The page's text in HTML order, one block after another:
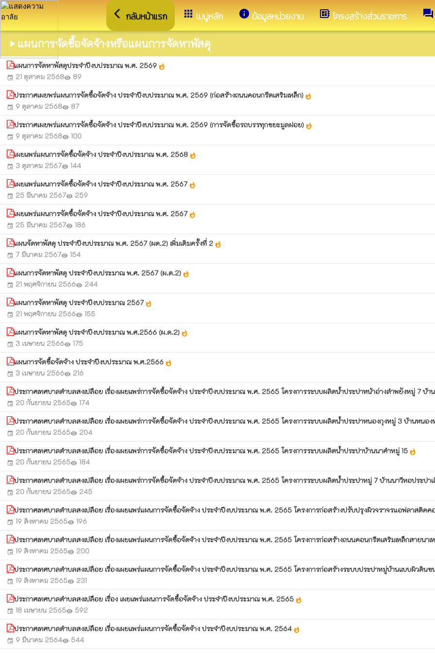
arrow_back_ios กลับหน้าแรก apps เมนูหลัก info ข้อมูลหน่วยงาน developer_board โครงสร้างส่วนราชการ forum
play_arrow แผนการจัดซื้อจัดจ้างหรือแผนการจัดหาพัสดุ
แผนการจัดหาพัสดุประจำปีงบประมาณ พ.ศ. 2569 whatshot
event 21 ตุลาคม 2568visibility 89
ประกาศเผยพร่แผนการจัดซื้อจัดจ้าง ประจำปีงบประมาณ พ.ศ. 2569 (ก่อสร้างถนนคอนกรีตเสริมเหล็ก) whatshot
event 9 ตุลาคม 2568visibility 87
ประกาศเผยพร่แผนการจัดซื้อจัดจ้าง ประจำปีงบประมาณ พ.ศ. 2569 (การจัดซื้อรถบรรทุกขยะมูลฝอย) whatshot
event 9 ตุลาคม 2568visibility 100
เผยแพร่แผนการจัดซื้อจัดจ้าง ประจำปีงบประมาณ พ.ศ. 2568 whatshot
event 3 ตุลาคม 2567visibility 144
เผยแพร่แผนการจัดซื้อจัดจ้าง ประจำปีงบประมาณ พ.ศ. 2567whatshot
event 25 มีนาคม 2567visibility 259
เผยแพร่แผนการจัดซื้อจัดจ้าง ประจำปีงบประมาณ พ.ศ. 2567whatshot
event 25 มีนาคม 2567visibility 186
แผนจัดหาพัสดุ ประจำปีงบประมาณ พ.ศ. 2567 (ผด.2) เพิ่มเติมครั้งที่ 2 whatshot
event 7 มีนาคม 2567visibility 154
แผนการจัดหาพัสดุ ประจำปีงบประมาณ พ.ศ. 2567 (ผ.ด.2) whatshot
event 21 พฤศจิกายน 2566visibility 244
แผนการจัดหาพัสดุ ประจำปีงบประมาณ 2567whatshot
event 21 พฤศจิกายน 2566visibility 155
แผนการจัดหาพัสดุ ประจำปีงบประมาณ พ.ศ.2566 (ผ.ด.2) whatshot
event 3 เมษายน 2566visibility 175
แผนการจัดซื้อจัดจ้าง ประจำปีงบประมาณ พ.ศ.2566 whatshot
event 3 เมษายน 2566visibility 216
ประกาศเทศบาลตำบลสงเปลือย เรื่องเผยแพร่การจัดซื้อจัดจ้าง ประจำปีงบประมาณ พ.ศ. 2565 โครงการระบบผลิตน้ำประปาหน้าอ่างลำพยังหมู่ 7 บ้า
event 20 กันยายน 2565visibility 174
ประกาศเทศบาลตำบลสงเปลือย เรื่องเผยแพร่การจัดซื้อจัดจ้าง ประจำปีงบประมาณ พ.ศ. 2565 โครงการระบบผลิตน้ำประปาหนองกุงหมู่ 3 บ้านหนอ
event 20 กันยายน 2565visibility 204
ประกาศเทศบาลตำบลสงเปลือย เรื่องเผยแพร่การจัดซื้อจัดจ้าง ประจำปีงบประมาณ พ.ศ. 2565 โครงการระบบผลิตน้ำประปาบ้านนาคำหมู่ 15 whatshot
event 20 กันยายน 2565visibility 184
ประกาศเทศบาลตำบลสงเปลือย เรื่องเผยแพร่การจัดซื้อจัดจ้าง ประจำปีงบประมาณ พ.ศ. 2565 โครงการระบบผลิตน้ำประปาหมู่ 7 บ้านนาวีหอประปา
event 20 กันยายน 2565visibility 245
ประกาศเทศบาลตำบลสงเปลือย เรื่องเผยแพร่แผนการจัดซื้อจัดจ้าง ประจำปีงบประมาณ พ.ศ. 2565 โครงการก่อสร้างปรับปรุงผิวจราจรแอฟลาสติค
event 19 สิงหาคม 2565visibility 196
ประกาศเทศบาลตำบลสงเปลือย เรื่องเผยแพร่แผนการจัดซื้อจัดจ้าง ประจำปีงบประมาณ พ.ศ. 2565 โครงการก่อสร้างถนนคอนกรีตเสริมเหล็กสายนาเ
event 19 สิงหาคม 2565visibility 200
ประกาศเทศบาลตำบลสงเปลือย เรื่องเผยแพร่แผนการจัดซื้อจัดจ้าง ประจำปีงบประมาณ พ.ศ. 2565 โครงการก่อสร้างระบบประปาหมู่บ้านแบบผิวดิน
event 19 สิงหาคม 2565visibility 231
ประกาศเทศบาลตำบลสงเปลือย เรื่อง เผยแพร่แผนการจัดซื้อจัดจ้าง ประจำปีงบประมาณ พ.ศ. 2565 whatshot
event 18 เมษายน 2565visibility 592
ประกาศเทศบาลตำบลสงเปลือย เรื่องเผยแพร่แผนการจัดซื้อจัดจ้าง ประจำปีงบประมาณ พ.ศ. 2564 whatshot
event 9 มีนาคม 2564visibility 544